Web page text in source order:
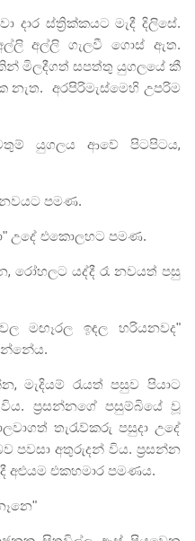
ස්ත්‍රික්කයට මැදී දිලිසේ.
අල්ලි ගැලවී ගොස් ඇත.
මිලදීගත් සපත්තු යුගලයේ කී
නැත.
අරපිරිමැස්මෙහි උපරිම
යුගලය ආවේ පිටපිටය,
නවයට පමණ.
උදේ එකොලහට පමණ.
, රෝහලට යද්දී රෑ නවයත් පසු
මඟෑරල ඉඳල හරියනවද"
,මැදියම් රැයත් පසුව පියාට
ප්‍රසන්නගේ පසුම්බියේ වූ
තැරැව්කරු පසුදා උදේ
පවසා අතුරුදන් විය. ප්‍රසන්න
අළුයම එකහමාර පමණය.